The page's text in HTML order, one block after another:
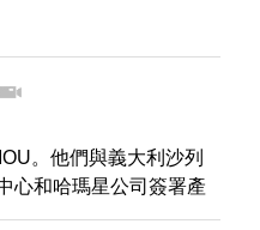
。他們與義大利沙列
心和哈瑪星公司簽署產
，設計出健康照護盒，讓